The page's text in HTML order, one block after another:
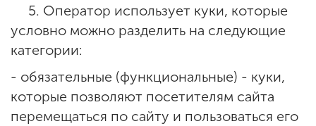
5. Оператор использует куки, которые
условно можно разделить на следующие
категории:
- обязательные (функциональные) - куки,
которые позволяют посетителям сайта
перемещаться по сайту и пользоваться его